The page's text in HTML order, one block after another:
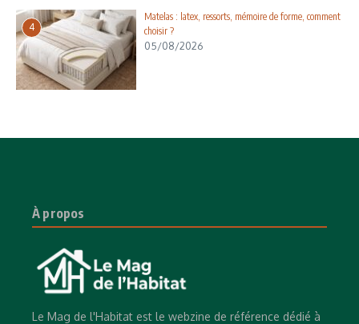
4
Matelas : latex, ressorts, mémoire de forme, comment
choisir ?
05/08/2026
À propos
Le Mag de l'Habitat est le webzine de référence dédié à